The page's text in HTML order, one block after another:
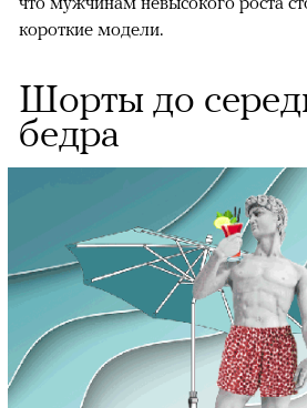
короткие модели.
Шорты до
бедра